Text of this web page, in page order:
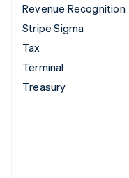
Revenue Recognition
Stripe Sigma
Tax
Terminal
Treasury